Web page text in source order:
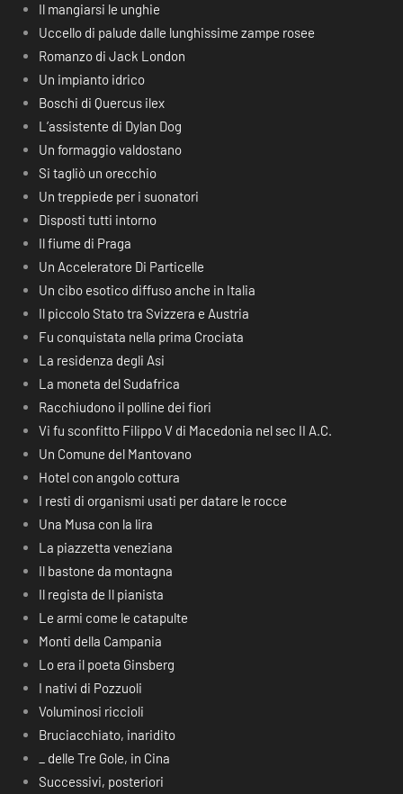
Il mangiarsi le unghie
Uccello di palude dalle lunghissime zampe rosee
Romanzo di Jack London
Un impianto idrico
Boschi di Quercus ilex
L’assistente di Dylan Dog
Un formaggio valdostano
Si tagliò un orecchio
Un treppiede per i suonatori
Disposti tutti intorno
Il fiume di Praga
Un Acceleratore Di Particelle
Un cibo esotico diffuso anche in Italia
Il piccolo Stato tra Svizzera e Austria
Fu conquistata nella prima Crociata
La residenza degli Asi
La moneta del Sudafrica
Racchiudono il polline dei fiori
Vi fu sconfitto Filippo V di Macedonia nel sec II A.C.
Un Comune del Mantovano
Hotel con angolo cottura
I resti di organismi usati per datare le rocce
Una Musa con la lira
La piazzetta veneziana
Il bastone da montagna
Il regista de Il pianista
Le armi come le catapulte
Monti della Campania
Lo era il poeta Ginsberg
I nativi di Pozzuoli
Voluminosi riccioli
Bruciacchiato, inaridito
_ delle Tre Gole, in Cina
Successivi, posteriori